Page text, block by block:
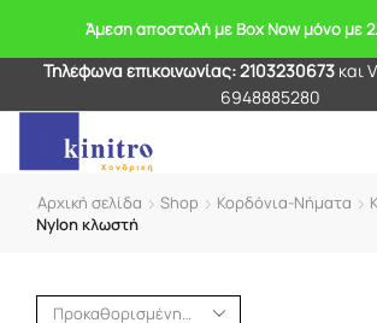
Άμεση αποστολή με Box Now μόνο με
Τηλέφωνα επικοινωνίας: 2103230673και
6948885280
Αρχική σελίδα Shop Κορδόνια-Νήματα
Nylon κλωστή